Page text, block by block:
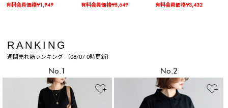
ツ
有料会員価格¥1,949
ーバーサイズシャツ×シ
有料会員価格¥5,649
ーサイズシャツ
有料会員価格¥3,432
RANKING
週間売れ筋ランキング 〔08/07 0時更新〕
No.1 No.2